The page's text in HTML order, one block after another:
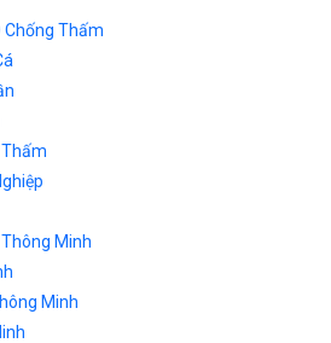
Chống Thấm
Minh
Minh